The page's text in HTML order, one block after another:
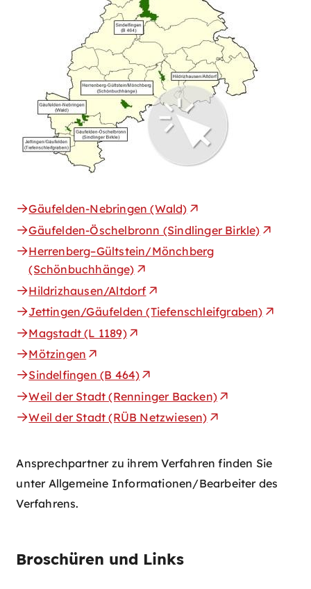
Gäufelden-Nebringen (Wald)
Gäufelden-Öschelbronn (Sindlinger Birkle)
Herrenberg–Gültstein/Mönchberg
(Schönbuchhänge)
Hildrizhausen/Altdorf
Jettingen/Gäufelden (Tiefenschleifgraben)
Magstadt (L 1189)
Mötzingen
Sindelfingen (B 464)
Weil der Stadt (Renninger Backen)
Weil der Stadt (RÜB Netzwiesen)
Ansprechpartner zu ihrem Verfahren finden Sie
unter Allgemeine Informationen/Bearbeiter des
Verfahrens.
Broschüren und Links